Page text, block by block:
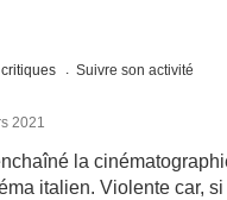
Suivre son activité
2021
la
italien. Violente car,